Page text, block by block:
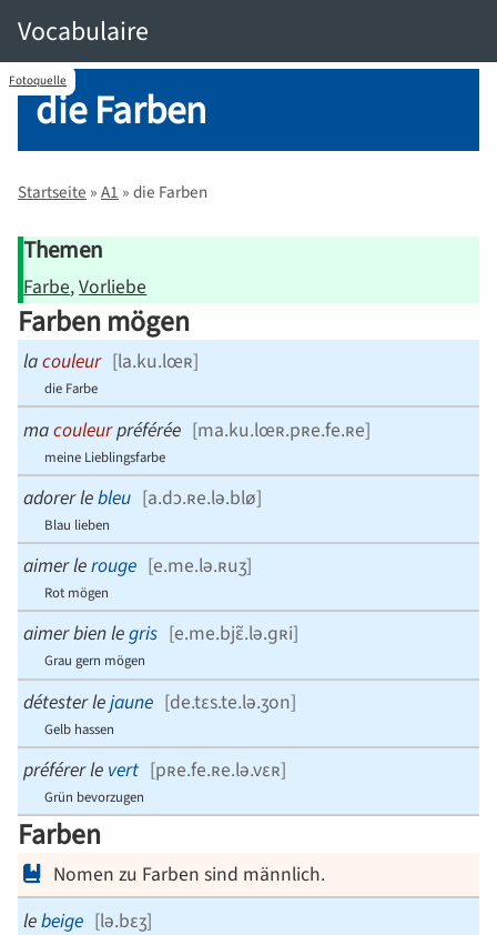
Vocabulaire
Fotoquelle
die Farben
Startseite » A1 » die Farben
Themen
Farbe Vorliebe
Farben mögen
lacouleur [la.ku.lœʀ]
die Farbe
macouleurpréférée [ma.ku.lœʀ.pʀe.fe.ʀe]
meine Lieblingsfarbe
adorer lebleu [a.dɔ.ʀe.lə.blø]
Blau lieben
aimer lerouge [e.me.lə.ʀuʒ]
Rot mögen
aimer bien legris [e.me.bjɛ̃.lə.ɡʀi]
Grau gern mögen
détester lejaune [de.tɛs.te.lə.ʒon]
Gelb hassen
préférer le vert [pʀe.fe.ʀe.lə.vɛʀ]
Grün bevorzugen
Farben
Nomen zu Farben sind männlich.
lebeige [lə.bɛʒ]